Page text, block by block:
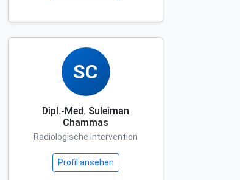
SC
Dipl.-Med. Suleiman
Chammas
Radiologische Intervention
Profil ansehen